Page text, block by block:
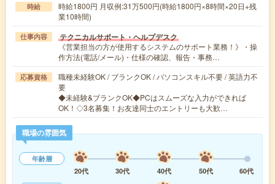
時給
時給1800円 月収例:31万500円(時給1800円×8時間×20日+残
業10時間)
仕事内容 テクニカルサポート・ヘルプデスク
《営業担当の方が使用するシステムのサポート業務！》・操
作方法(電話/メール)・仕様の確認、報告・事務…
応募資格
職種未経験OK / ブランクOK / パソコンスキル不要 / 英語力不
要
◆未経験&ブランクOK◆PCはスムーズな入力ができれば
OK！◇3名募集！お友達同士のエントリーも大歓…
職場の雰囲気
年齢層
20代
30代 40代 50代
60代